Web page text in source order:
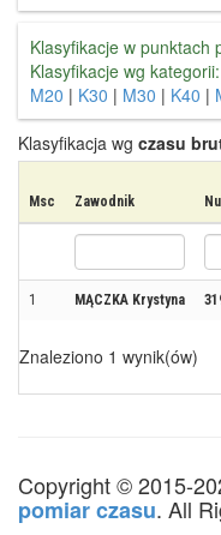
Klasyfikacje w punktach
Klasyfikacje wg kategorii:
M20 | K30 | M30 | K40 |
Klasyfikacja wg czasu
Msc Zawodnik
1 MĄCZKA Krystyna
Znaleziono 1 wynik(ów)
Copyright © 2015-
pomiar czasu. All